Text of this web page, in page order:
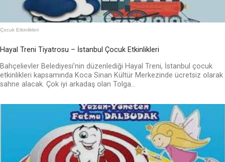
Çocuk Etkinlikleri
Hayal Treni Tiyatrosu – İstanbul Çocuk Etkinlikleri
Bahçelievler Belediyesi’nin düzenlediği Hayal Treni, İstanbul çocuk
etkinlikleri kapsamında Koca Sinan Kültür Merkezinde ücretsiz olarak
sahne alacak. Çok iyi arkadaş olan Tolga...